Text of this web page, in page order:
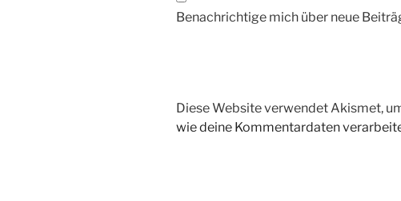
Benachrichtige mich über neue
Diese Website verwendet Akismet,
wie deine Kommentardaten